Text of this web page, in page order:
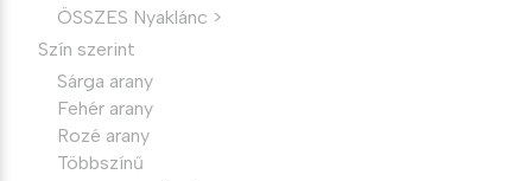
ÖSSZES Nyaklánc >
Szín szerint
Sárga arany
Fehér arany
Rozé arany
Többszínű